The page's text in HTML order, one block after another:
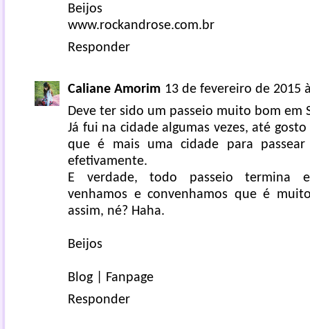
Beijos
www.rockandrose.com.br
Responder
Caliane Amorim 13 de fevereiro de 2015
Deve ter sido um passeio muito bom em
Já fui na cidade algumas vezes, até
que é mais uma cidade para
efetivamente.
E verdade, todo passeio termina
venhamos e convenhamos que é
assim, né? Haha.
Beijos
Blog
Fanpage
Responder